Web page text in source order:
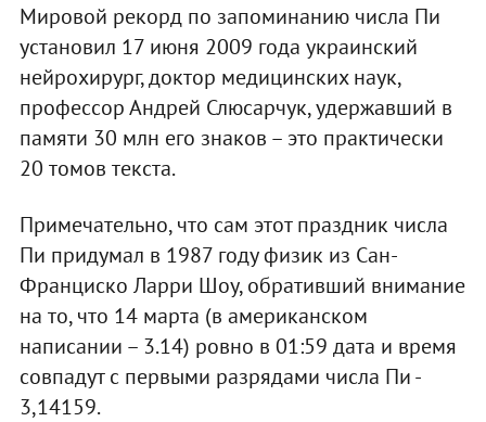
Мировой рекорд по запоминанию числа Пи
установил 17 июня 2009 года украинский
нейрохирург, доктор медицинских наук,
профессор Андрей Слюсарчук, удержавший в
памяти 30 млн его знаков – это практически
20 томов текста.
Примечательно, что сам этот праздник числа
Пи придумал в 1987 году физик из Сан-
Франциско Ларри Шоу, обративший внимание
на то, что 14 марта (в американском
написании – 3.14) ровно в 01:59 дата и время
совпадут с первыми разрядами числа Пи -
3,14159.